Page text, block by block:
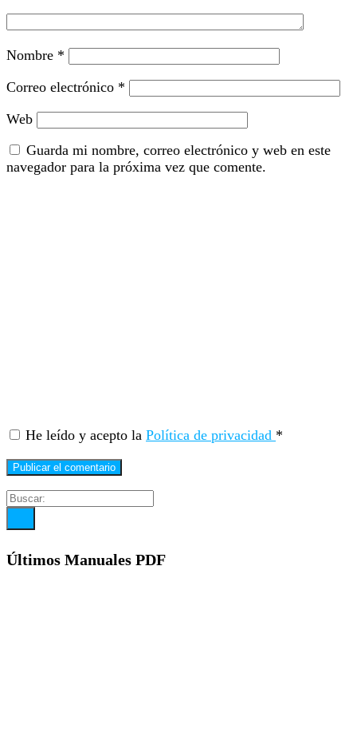
Nombre *
Correo electrónico *
Web
Guarda mi nombre, correo electrónico y web en este
navegador para la próxima vez que comente.
He leído y acepto la Política de privacidad *
Últimos Manuales PDF